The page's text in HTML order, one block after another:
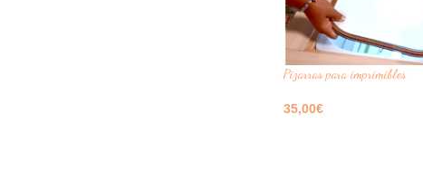
Pizarras para imprimibles
35,00€